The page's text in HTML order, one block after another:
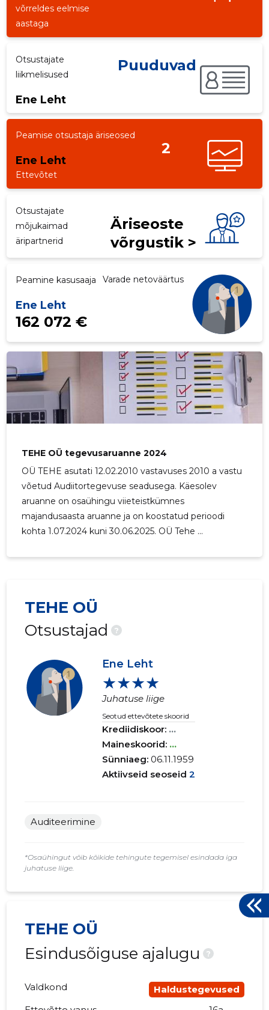
võrreldes eelmise
aastaga
Otsustajate
liikmelisused
Ene Leht
Puuduvad
Peamise otsustaja äriseosed
Ene Leht
2
Ettevõtet
Otsustajate
mõjukaimad
äripartnerid
Äriseoste
võrgustik >
Peamine kasusaaja
Ene Leht
Varade netoväärtus
162 072 €
TEHE OÜ tegevusaruanne 2024
OÜ TEHE asutati 12.02.2010 vastavuses 2010 a vastu
võetud Audiitortegevuse seadusega. Käesolev
aruanne on osaühingu viieteistkümnes
majandusaasta aruanne ja on koostatud perioodi
kohta 1.07.2024 kuni 30.06.2025. OÜ Tehe ...
TEHE OÜ
Otsustajad
?
Ene Leht
★★★★
Juhatuse liige
Seotud ettevõtete skoorid
Krediidiskoor: ...
Maineskoorid: ...
Sünniaeg:06.11.1959
Aktiivseid seoseid 2
Auditeerimine
*Osaühingut võib kõikide tehingute tegemisel esindada iga
juhatuse liige.
TEHE OÜ
Esindusõiguse ajalugu
?
Valdkond
Haldustegevused